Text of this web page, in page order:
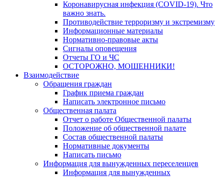
Коронавирусная инфекция (COVID-19). Что
важно знать.
Противодействие терроризму и экстремизму
Информационные материалы
Нормативно-правовые акты
Сигналы оповещения
Отчеты ГО и ЧС
ОСТОРОЖНО, МОШЕННИКИ!
Взаимодействие
Обращения граждан
График приема граждан
Написать электронное письмо
Общественная палата
Отчет о работе Общественной палаты
Положение об общественной палате
Состав общественной палаты
Нормативные документы
Написать письмо
Информация для вынужденных переселенцев
Информация для вынужденных